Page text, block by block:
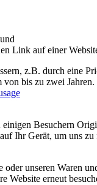
Link auf einer
z.B. durch eine
bis zu zwei
Besuchern
Ihr Gerät, um uns
unseren Waren
Website erneut